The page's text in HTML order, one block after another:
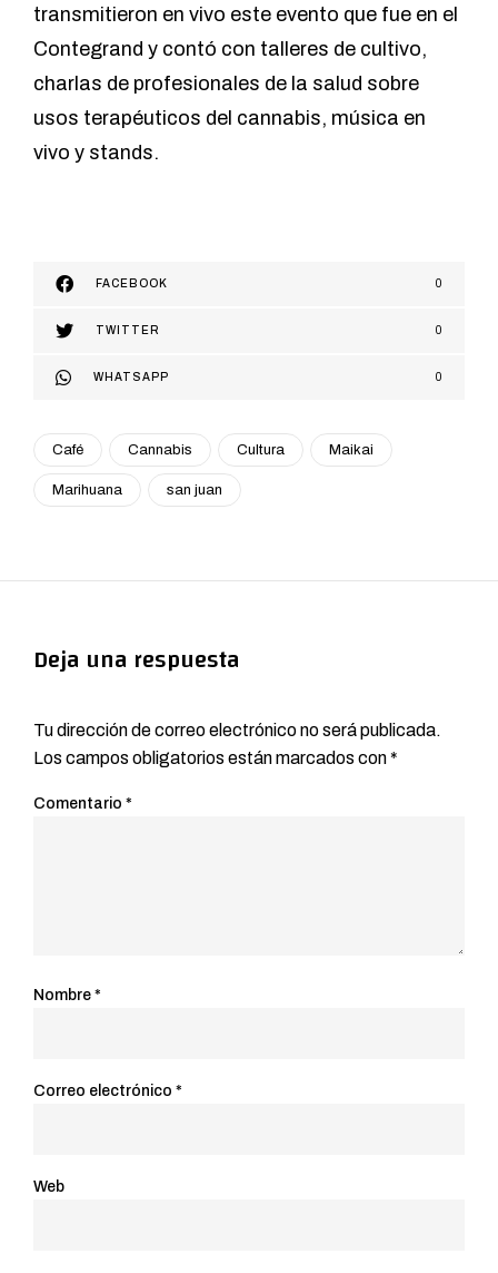
transmitieron en vivo este evento que fue en el
Contegrand y contó con talleres de cultivo,
charlas de profesionales de la salud sobre
usos terapéuticos del cannabis, música en
vivo y stands.
FACEBOOK 0
TWITTER 0
WHATSAPP 0
Café Cannabis Cultura Maikai
Marihuana san juan
Deja una respuesta
Tu dirección de correo electrónico no será publicada.
Los campos obligatorios están marcados con*
Comentario *
Nombre *
Correo electrónico *
Web